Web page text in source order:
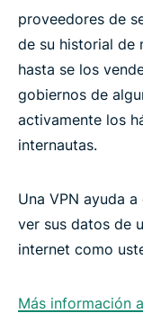
proveedores de
de su historial de
hasta se los
gobiernos de
activamente los
internautas.
Una VPN ayuda
ver sus datos de
internet como
Más información